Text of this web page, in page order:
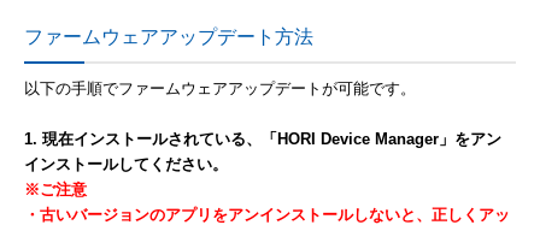
ファームウェアアップデート方法
以下の手順でファームウェアアップデートが可能です。
1. 現在インストールされている、「HORI Device Manager」をアン
インストールしてください。
※ご注意
・古いバージョンのアプリをアンインストールしないと、正しくアッ